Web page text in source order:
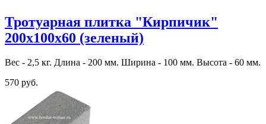
Тротуарная плитка "Кирпичик"
200х100х60 (зеленый)
Вес - 2,5 кг. Длина - 200 мм. Ширина - 100 мм. Высота - 60 мм.
570 руб.